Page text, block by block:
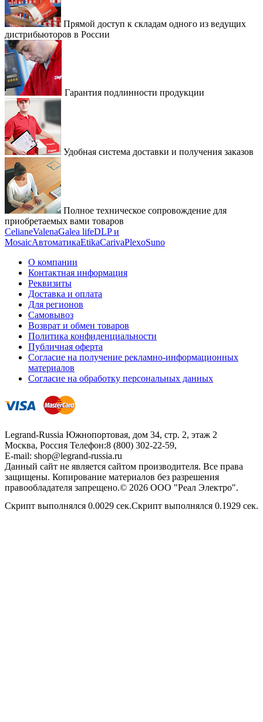
Прямой доступ к складам одного из ведущих
дистрибьюторов в России
Гарантия подлинности продукции
Удобная система доставки и получения заказов
Полное техническое сопровождение для
приобретаемых вами товаров
CelianeValenaGalea lifeDLP и
MosaicАвтоматикаEtikaCarivaPlexoSuno
О компании
Контактная информация
Реквизиты
Доставка и оплата
Для регионов
Самовывоз
Возврат и обмен товаров
Политика конфиденциальности
Публичная оферта
Согласие на получение рекламно-информационных
материалов
Согласие на обработку персональных данных
Legrand-Russia Южнопортовая, дом 34, стр. 2, этаж 2
Москва, Россия Телефон:8 (800) 302-22-59,
E-mail: shop@legrand-russia.ru
Данный сайт не является сайтом производителя. Все права
защищены. Копирование материалов без разрешения
правообладателя запрещено.© 2026 ООО "Реал Электро".
Скрипт выполнялся 0.0029 сек.Скрипт выполнялся 0.1929 сек.